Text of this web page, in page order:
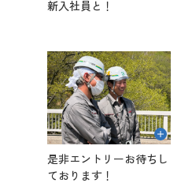
新入社員と！
是非エントリーお待ちし
ております！